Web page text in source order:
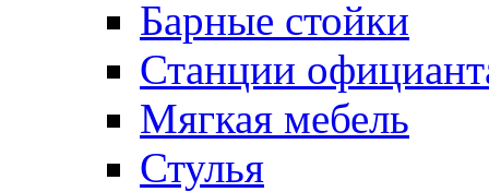
Барные стойки
Станции
Мягкая мебель
Стулья